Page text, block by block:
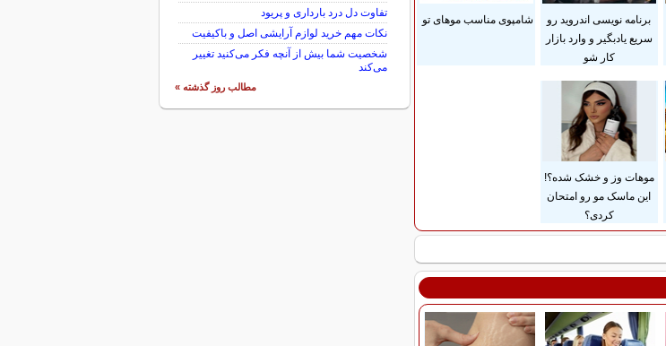
برنامه نویسی اندروید رو
سریع یادبگیر و وارد بازار
کار شو
شامپوی مناسب موهای تو
موهات وز و خشک شده؟!
این ماسک مو رو امتحان
کردی؟
تفاوت دل درد بارداری و پریود
نکات مهم خرید لوازم آرایشی اصل و باکیفیت
شخصیت شما بیش از آنچه فکر می‌کنید تغییر
می‌کند
مطالب روز گذشته »